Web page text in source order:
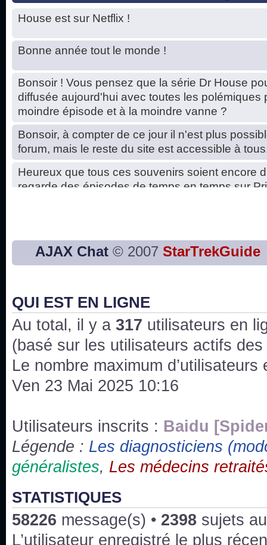
House est sur Netflix !
Bonne année tout le monde !
Bonsoir ! Vous pensez que la série Dr House
diffusée aujourd'hui avec toutes les polémiques
moindre épisode et à la moindre vanne ?
Bonsoir, à compter de ce jour il n'est plus
forum, mais le reste du site est accessible à
Heureux que tous ces souvenirs soient encore
regarde des épisodes de temps en temps sur
Bon, 2020, ça n'a pas trop marché. JE vous
issus des saisons 6; 7 et 8 !
Bonne année 2020 !
Bonne année 2019 !
Joyeux Noël !
Bonne année tout le monde !
Un peu de ménage, spams supprimés. Depuis
chaines françaises diffusent House, HD1 et
3x24 Human Error mais je suis pas sur
Bonjour j'aimerais que l'on m'aide à trouver un
qu'une personne fait un arrêt cardiaque mais
AJAX Chat © 2007 StarTrekGuide
QUI EST EN LIGNE
Au total, il y a 317 utilisateurs en
(basé sur les utilisateurs actifs
Le nombre maximum
Ven 23 Mai 2025 10:16
Utilisateurs inscrits : Baidu
Légende : Les diagnosticiens
généralistes, Les médecins
STATISTIQUES
58226 message(s) • 2398 sujets
L’utilisateur enregistré le plus